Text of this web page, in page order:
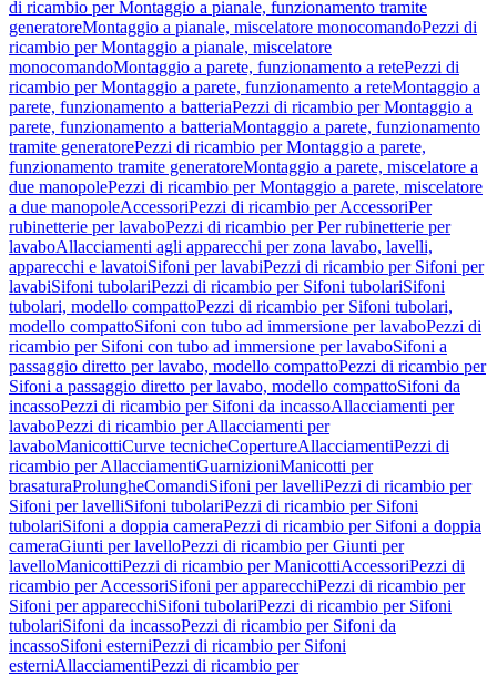
di ricambio per Montaggio a pianale, funzionamento tramite
generatoreMontaggio a pianale, miscelatore monocomandoPezzi di
ricambio per Montaggio a pianale, miscelatore
monocomandoMontaggio a parete, funzionamento a retePezzi di
ricambio per Montaggio a parete, funzionamento a reteMontaggio a
parete, funzionamento a batteriaPezzi di ricambio per Montaggio a
parete, funzionamento a batteriaMontaggio a parete, funzionamento
tramite generatorePezzi di ricambio per Montaggio a parete,
funzionamento tramite generatoreMontaggio a parete, miscelatore a
due manopolePezzi di ricambio per Montaggio a parete, miscelatore
a due manopoleAccessoriPezzi di ricambio per AccessoriPer
rubinetterie per lavaboPezzi di ricambio per Per rubinetterie per
lavaboAllacciamenti agli apparecchi per zona lavabo, lavelli,
apparecchi e lavatoiSifoni per lavabiPezzi di ricambio per Sifoni per
lavabiSifoni tubolariPezzi di ricambio per Sifoni tubolariSifoni
tubolari, modello compattoPezzi di ricambio per Sifoni tubolari,
modello compattoSifoni con tubo ad immersione per lavaboPezzi di
ricambio per Sifoni con tubo ad immersione per lavaboSifoni a
passaggio diretto per lavabo, modello compattoPezzi di ricambio per
Sifoni a passaggio diretto per lavabo, modello compattoSifoni da
incassoPezzi di ricambio per Sifoni da incassoAllacciamenti per
lavaboPezzi di ricambio per Allacciamenti per
lavaboManicottiCurve tecnicheCopertureAllacciamentiPezzi di
ricambio per AllacciamentiGuarnizioniManicotti per
brasaturaProlungheComandiSifoni per lavelliPezzi di ricambio per
Sifoni per lavelliSifoni tubolariPezzi di ricambio per Sifoni
tubolariSifoni a doppia cameraPezzi di ricambio per Sifoni a doppia
cameraGiunti per lavelloPezzi di ricambio per Giunti per
lavelloManicottiPezzi di ricambio per ManicottiAccessoriPezzi di
ricambio per AccessoriSifoni per apparecchiPezzi di ricambio per
Sifoni per apparecchiSifoni tubolariPezzi di ricambio per Sifoni
tubolariSifoni da incassoPezzi di ricambio per Sifoni da
incassoSifoni esterniPezzi di ricambio per Sifoni
esterniAllacciamentiPezzi di ricambio per